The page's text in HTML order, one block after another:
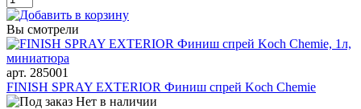
Вы смотрели
арт. 285001
FINISH SPRAY EXTERIOR Финиш спрей Koch Chemie
Нет в наличии